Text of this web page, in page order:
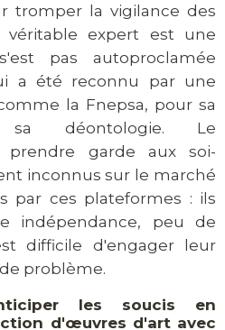
tromper la vigilance des
véritable expert est une
pas autoproclamée
a été reconnu par une
la Fnepsa, pour sa
déontologie. Le
prendre garde aux soi-
inconnus sur le marché
par ces plateformes : ils
indépendance, peu de
difficile d'engager leur
problème.
les soucis en
d'œuvres d'art avec